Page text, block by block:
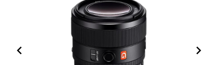
Objektive
Video & Drohnen